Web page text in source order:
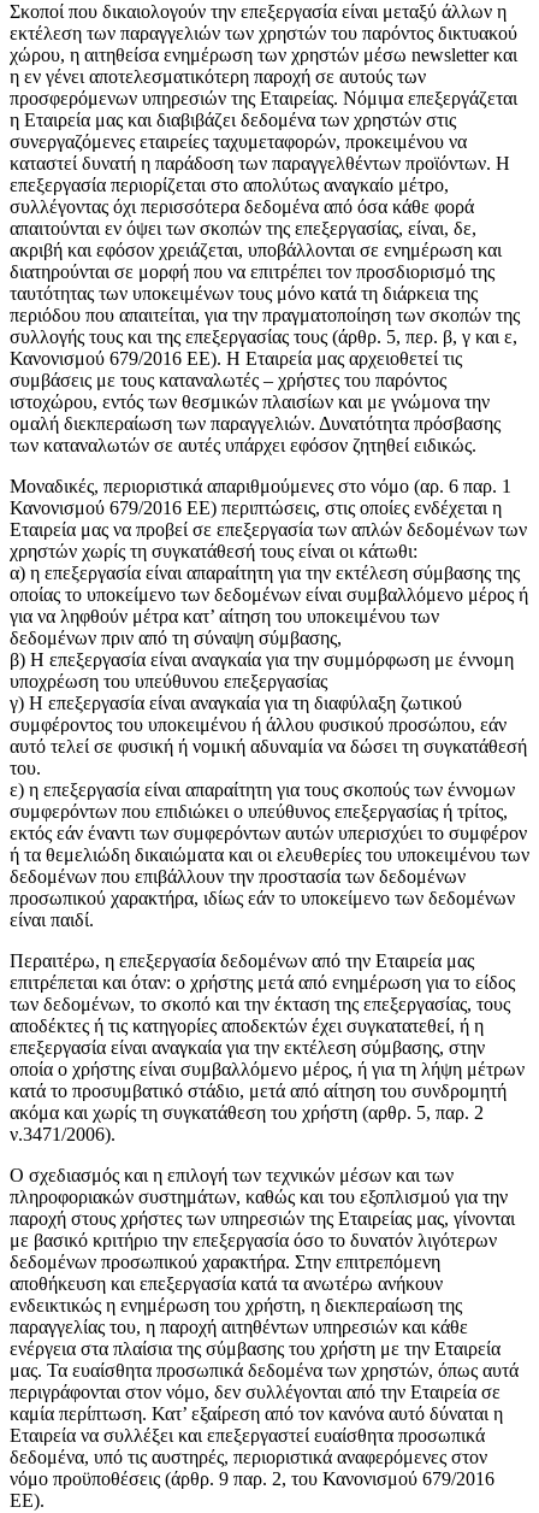
Σκοποί που δικαιολογούν την επεξεργασία είναι μεταξύ άλλων η
εκτέλεση των παραγγελιών των χρηστών του παρόντος δικτυακού
χώρου, η αιτηθείσα ενημέρωση των χρηστών μέσω newsletter και
η εν γένει αποτελεσματικότερη παροχή σε αυτούς των
προσφερόμενων υπηρεσιών της Εταιρείας. Νόμιμα επεξεργάζεται
η Εταιρεία μας και διαβιβάζει δεδομένα των χρηστών στις
συνεργαζόμενες εταιρείες ταχυμεταφορών, προκειμένου να
καταστεί δυνατή η παράδοση των παραγγελθέντων προϊόντων. Η
επεξεργασία περιορίζεται στο απολύτως αναγκαίο μέτρο,
συλλέγοντας όχι περισσότερα δεδομένα από όσα κάθε φορά
απαιτούνται εν όψει των σκοπών της επεξεργασίας, είναι, δε,
ακριβή και εφόσον χρειάζεται, υποβάλλονται σε ενημέρωση και
διατηρούνται σε μορφή που να επιτρέπει τον προσδιορισμό της
ταυτότητας των υποκειμένων τους μόνο κατά τη διάρκεια της
περιόδου που απαιτείται, για την πραγματοποίηση των σκοπών της
συλλογής τους και της επεξεργασίας τους (άρθρ. 5, περ. β, γ και ε,
Κανονισμού 679/2016 ΕΕ). Η Εταιρεία μας αρχειοθετεί τις
συμβάσεις με τους καταναλωτές – χρήστες του παρόντος
ιστοχώρου, εντός των θεσμικών πλαισίων και με γνώμονα την
ομαλή διεκπεραίωση των παραγγελιών. Δυνατότητα πρόσβασης
των καταναλωτών σε αυτές υπάρχει εφόσον ζητηθεί ειδικώς.
Μοναδικές, περιοριστικά απαριθμούμενες στο νόμο (αρ. 6 παρ. 1
Κανονισμού 679/2016 ΕΕ) περιπτώσεις, στις οποίες ενδέχεται η
Εταιρεία μας να προβεί σε επεξεργασία των απλών δεδομένων των
χρηστών χωρίς τη συγκατάθεσή τους είναι οι κάτωθι:
α) η επεξεργασία είναι απαραίτητη για την εκτέλεση σύμβασης της
οποίας το υποκείμενο των δεδομένων είναι συμβαλλόμενο μέρος ή
για να ληφθούν μέτρα κατ’ αίτηση του υποκειμένου των
δεδομένων πριν από τη σύναψη σύμβασης,
β) Η επεξεργασία είναι αναγκαία για την συμμόρφωση με έννομη
υποχρέωση του υπεύθυνου επεξεργασίας
γ) Η επεξεργασία είναι αναγκαία για τη διαφύλαξη ζωτικού
συμφέροντος του υποκειμένου ή άλλου φυσικού προσώπου, εάν
αυτό τελεί σε φυσική ή νομική αδυναμία να δώσει τη συγκατάθεσή
του.
ε) η επεξεργασία είναι απαραίτητη για τους σκοπούς των έννομων
συμφερόντων που επιδιώκει ο υπεύθυνος επεξεργασίας ή τρίτος,
εκτός εάν έναντι των συμφερόντων αυτών υπερισχύει το συμφέρον
ή τα θεμελιώδη δικαιώματα και οι ελευθερίες του υποκειμένου των
δεδομένων που επιβάλλουν την προστασία των δεδομένων
προσωπικού χαρακτήρα, ιδίως εάν το υποκείμενο των δεδομένων
είναι παιδί.
Περαιτέρω, η επεξεργασία δεδομένων από την Εταιρεία μας
επιτρέπεται και όταν: ο χρήστης μετά από ενημέρωση για το είδος
των δεδομένων, το σκοπό και την έκταση της επεξεργασίας, τους
αποδέκτες ή τις κατηγορίες αποδεκτών έχει συγκατατεθεί, ή η
επεξεργασία είναι αναγκαία για την εκτέλεση σύμβασης, στην
οποία ο χρήστης είναι συμβαλλόμενο μέρος, ή για τη λήψη μέτρων
κατά το προσυμβατικό στάδιο, μετά από αίτηση του συνδρομητή
ακόμα και χωρίς τη συγκατάθεση του χρήστη (αρθρ. 5, παρ. 2
ν.3471/2006).
Ο σχεδιασμός και η επιλογή των τεχνικών μέσων και των
πληροφοριακών συστημάτων, καθώς και του εξοπλισμού για την
παροχή στους χρήστες των υπηρεσιών της Εταιρείας μας, γίνονται
με βασικό κριτήριο την επεξεργασία όσο το δυνατόν λιγότερων
δεδομένων προσωπικού χαρακτήρα. Στην επιτρεπόμενη
αποθήκευση και επεξεργασία κατά τα ανωτέρω ανήκουν
ενδεικτικώς η ενημέρωση του χρήστη, η διεκπεραίωση της
παραγγελίας του, η παροχή αιτηθέντων υπηρεσιών και κάθε
ενέργεια στα πλαίσια της σύμβασης του χρήστη με την Εταιρεία
μας. Τα ευαίσθητα προσωπικά δεδομένα των χρηστών, όπως αυτά
περιγράφονται στον νόμο, δεν συλλέγονται από την Εταιρεία σε
καμία περίπτωση. Κατ’ εξαίρεση από τον κανόνα αυτό δύναται η
Εταιρεία να συλλέξει και επεξεργαστεί ευαίσθητα προσωπικά
δεδομένα, υπό τις αυστηρές, περιοριστικά αναφερόμενες στον
νόμο προϋποθέσεις (άρθρ. 9 παρ. 2, του Κανονισμού 679/2016
ΕΕ).